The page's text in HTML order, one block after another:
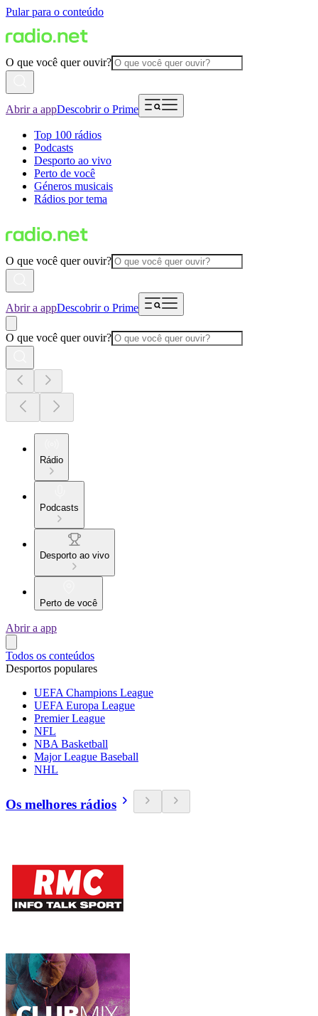
Pular para o conteúdo
O que você quer ouvir?
Abrir a appDescobrir o Prime
Top 100 rádios
Podcasts
Desporto ao vivo
Perto de você
Géneros musicais
Rádios por tema
O que você quer ouvir?
Abrir a appDescobrir o Prime
O que você quer ouvir?
Rádio
Podcasts
Desporto ao vivo
Perto de você
Abrir a app
Todos os conteúdos
Desportos populares
UEFA Champions League
UEFA Europa League
Premier League
NFL
NBA Basketball
Major League Baseball
NHL
Os melhores rádios